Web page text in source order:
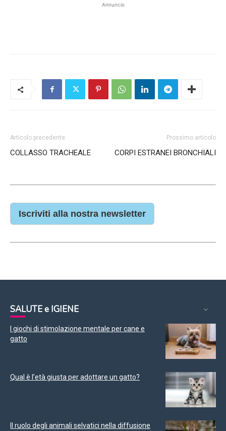
Annuncio
Articolo precedente
COLLASSO TRACHEALE
Prossimo articolo
CORPI ESTRANEI BRONCHIALI
Iscriviti alla nostra newsletter
SALUTE e IGIENE
I giochi di stimolazione mentale per cane e
gatto
Qual è l’età giusta per adottare un gatto?
Il ruolo degli animali selvatici nella diffusione